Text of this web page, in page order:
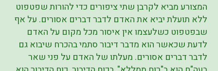
המצורע מביא לקרבן שתי ציפורים כדי להורות שפטפוט
ללא תועלת יביא את האדם לדבר דברים אסורים. על אף
שבפטפוט כשלעצמו אין איסור מכל מקום על האדם
לדעת שכאשר הוא מדבר דיבור סתמי בהכרח שיבוא גם
לדבר דברים אסורים. מעלתו של האדם על פני שאר